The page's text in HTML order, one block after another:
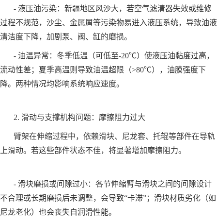
- 液压油污染：新疆地区风沙大，若空气滤清器失效或维修
过程不规范，沙尘、金属屑等污染物易进入液压系统，导致油液
清洁度下降，加剧泵、阀、缸的磨损。
- 油温异常：冬季低温（可低至-20℃）使液压油黏度过高，
流动性差；夏季高温则导致油温超限（>80℃），油膜强度下
降。两种情况均影响系统响应速度。
2. 滑动与支撑机构问题：摩擦阻力过大
臂架在伸缩过程中，依赖滑块、尼龙套、托辊等部件在导轨
上滑动。若这些部件状态不佳，将显著增加摩擦阻力。
- 滑块磨损或间隙过小：各节伸缩臂与滑块之间的间隙设计
不合理或长期磨损后未调整，会导致“卡滞”；滑块材质劣化（如
尼龙老化）也会丧失自润滑性能。